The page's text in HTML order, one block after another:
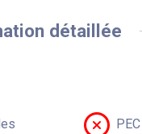
détaillée